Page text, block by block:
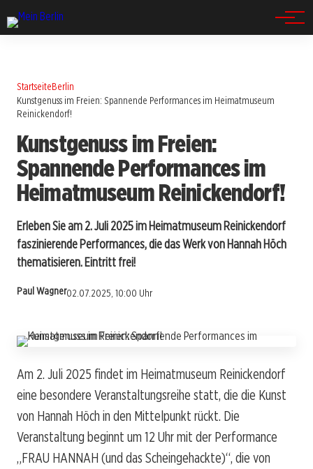
StartseiteBerlin
Kunstgenuss im Freien: Spannende Performances im Heimatmuseum
Reinickendorf!
Kunstgenuss im Freien:
Spannende Performances im
Heimatmuseum Reinickendorf!
Erleben Sie am 2. Juli 2025 im Heimatmuseum Reinickendorf
faszinierende Performances, die das Werk von Hannah Höch
thematisieren. Eintritt frei!
Paul Wagner02.07.2025, 10:00 Uhr
Am 2. Juli 2025 findet im Heimatmuseum Reinickendorf
eine besondere Veranstaltungsreihe statt, die die Kunst
von Hannah Höch in den Mittelpunkt rückt. Die
Veranstaltung beginnt um 12 Uhr mit der Performance
„FRAU HANNAH (und das Scheingehackte)“, die von